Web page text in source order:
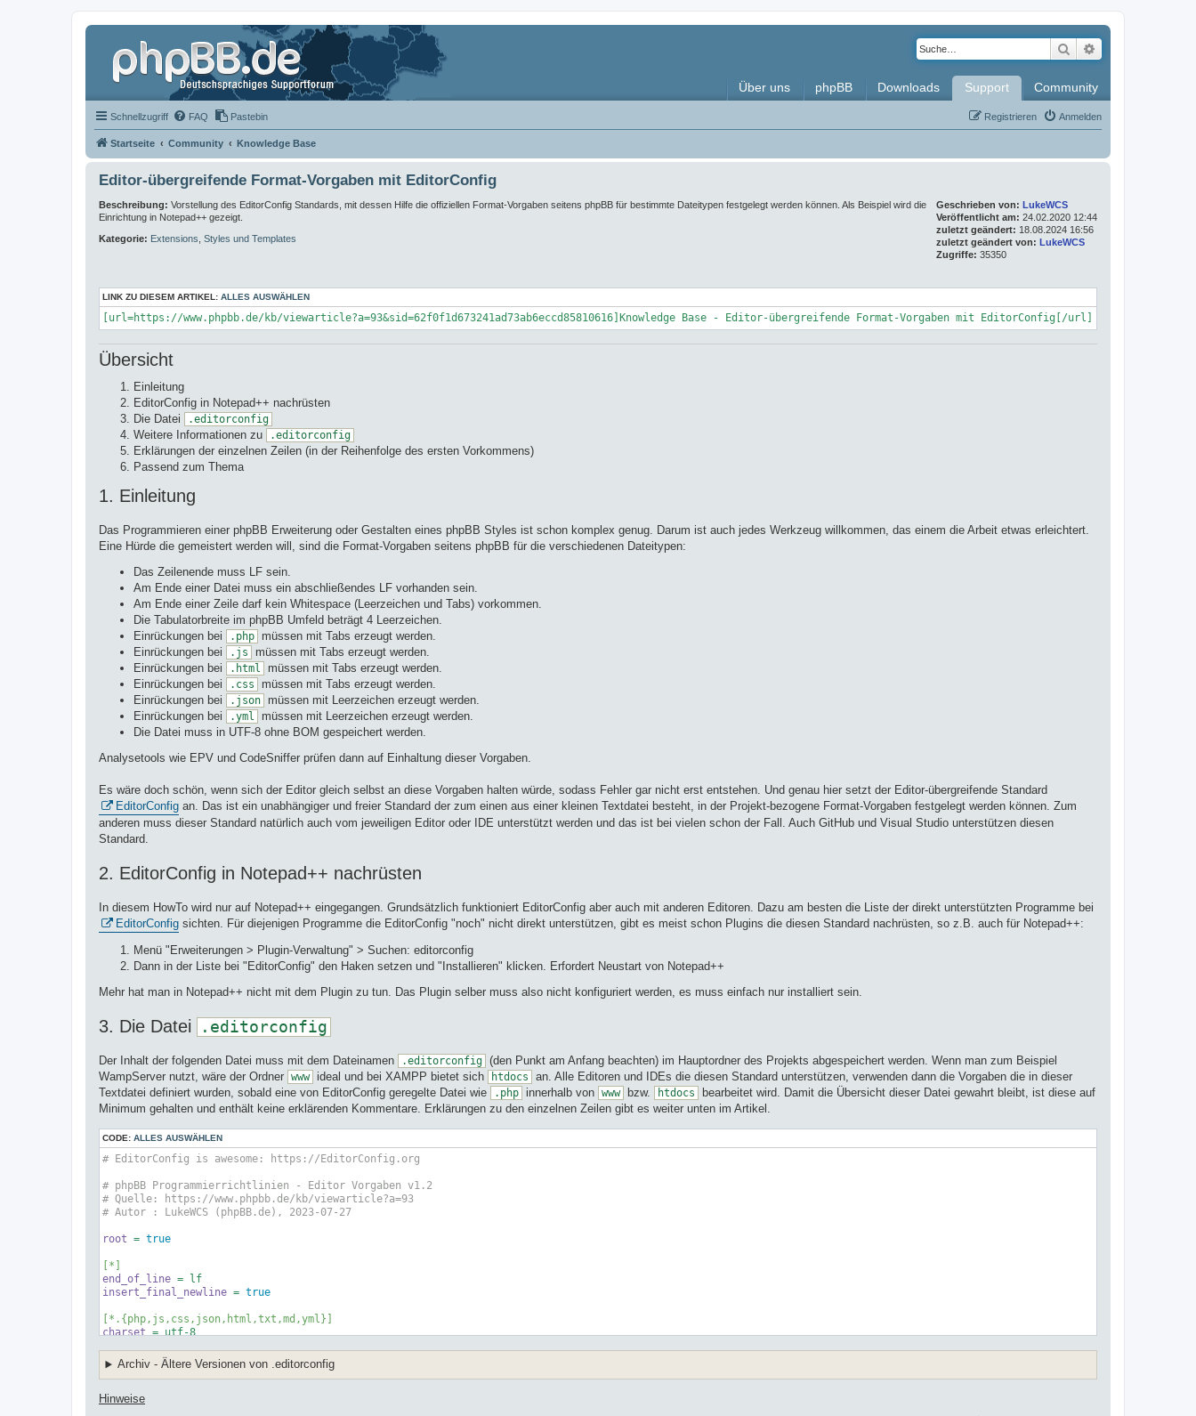
Suche
Über uns phpBB Downloads Support Community
Schnellzugriff FAQ Pastebin Anmelden
Registrieren
Startseite Community Knowledge Base
Editor-übergreifende Format-Vorgaben mit EditorConfig
Geschrieben von: LukeWCS
Veröffentlicht am: 24.02.2020 12:44
zuletzt geändert: 18.08.2024 16:56
zuletzt geändert von: LukeWCS
Zugriffe: 35350
Beschreibung: Vorstellung des EditorConfig Standards, mit dessen Hilfe die offiziellen Format-Vorgaben seitens phpBB für bestimmte Dateitypen festgelegt werden können. Als Beispiel wird die
Einrichtung in Notepad++ gezeigt.
Kategorie: Extensions Styles und Templates
LINK ZU DIESEM ARTIKEL: ALLES AUSWÄHLEN
[url=https://www.phpbb.de/kb/viewarticle?a=93&sid=62f0f1d673241ad73ab6eccd85810616]Knowledge Base - Editor-übergreifende Format-Vorgaben mit EditorConfig[/url]
Übersicht
Einleitung
EditorConfig in Notepad++ nachrüsten
Die Datei
.editorconfig
Weitere Informationen zu .editorconfig
Erklärungen der einzelnen Zeilen (in der Reihenfolge des ersten Vorkommens)
Passend zum Thema
1. Einleitung
Das Programmieren einer phpBB Erweiterung oder Gestalten eines phpBB Styles ist schon komplex genug. Darum ist auch jedes Werkzeug willkommen, das einem die Arbeit etwas erleichtert.
Eine Hürde die gemeistert werden will, sind die Format-Vorgaben seitens phpBB für die verschiedenen Dateitypen:
Das Zeilenende muss LF sein.
Am Ende einer Datei muss ein abschließendes LF vorhanden sein.
Am Ende einer Zeile darf kein Whitespace (Leerzeichen und Tabs) vorkommen.
Die Tabulatorbreite im phpBB Umfeld beträgt 4 Leerzeichen.
Einrückungen bei
.php
müssen mit Tabs erzeugt werden.
Einrückungen bei
.js
müssen mit Tabs erzeugt werden.
Einrückungen bei
.html
müssen mit Tabs erzeugt werden.
Einrückungen bei
.css
müssen mit Tabs erzeugt werden.
Einrückungen bei
.json
müssen mit Leerzeichen erzeugt werden.
Einrückungen bei
.yml
müssen mit Leerzeichen erzeugt werden.
Die Datei muss in UTF-8 ohne BOM gespeichert werden.
Analysetools wie EPV und CodeSniffer prüfen dann auf Einhaltung dieser Vorgaben.
Es wäre doch schön, wenn sich der Editor gleich selbst an diese Vorgaben halten würde, sodass Fehler gar nicht erst entstehen. Und genau hier setzt der Editor-übergreifende Standard
EditorConfig an. Das ist ein unabhängiger und freier Standard der zum einen aus einer kleinen Textdatei besteht, in der Projekt-bezogene Format-Vorgaben festgelegt werden können. Zum
anderen muss dieser Standard natürlich auch vom jeweiligen Editor oder IDE unterstützt werden und das ist bei vielen schon der Fall. Auch GitHub und Visual Studio unterstützen diesen
Standard.
2. EditorConfig in Notepad++ nachrüsten
In diesem HowTo wird nur auf Notepad++ eingegangen. Grundsätzlich funktioniert EditorConfig aber auch mit anderen Editoren. Dazu am besten die Liste der direkt unterstützten Programme bei
EditorConfig sichten. Für diejenigen Programme die EditorConfig "noch" nicht direkt unterstützen, gibt es meist schon Plugins die diesen Standard nachrüsten, so z.B. auch für Notepad++:
Menü "Erweiterungen > Plugin-Verwaltung" > Suchen: editorconfig
Dann in der Liste bei "EditorConfig" den Haken setzen und "Installieren" klicken. Erfordert Neustart von Notepad++
Mehr hat man in Notepad++ nicht mit dem Plugin zu tun. Das Plugin selber muss also nicht konfiguriert werden, es muss einfach nur installiert sein.
3. Die Datei .editorconfig
Der Inhalt der folgenden Datei muss mit dem Dateinamen .editorconfig (den Punkt am Anfang beachten) im Hauptordner des Projekts abgespeichert werden. Wenn man zum Beispiel
WampServer nutzt, wäre der Ordner www ideal und bei XAMPP bietet sich htdocs
an. Alle Editoren und IDEs die diesen Standard unterstützen, verwenden dann die Vorgaben die in dieser
Textdatei definiert wurden, sobald eine von EditorConfig geregelte Datei wie
.php innerhalb von www bzw. htdocs
bearbeitet wird. Damit die Übersicht dieser Datei gewahrt bleibt, ist diese auf
Minimum gehalten und enthält keine erklärenden Kommentare. Erklärungen zu den einzelnen Zeilen gibt es weiter unten im Artikel.
CODE: ALLES AUSWÄHLEN
# EditorConfig is awesome: https://EditorConfig.org
# phpBB Programmierrichtlinien - Editor Vorgaben v1.2
# Quelle: https://www.phpbb.de/kb/viewarticle?a=93
# Autor : LukeWCS (phpBB.de), 2023-07-27
root = true
[*]
end_of_line
insert_final_newline = true
[*.{php,js,css,json,html,txt,md,yml}]
charset = utf-8
indent_size = 4
trim_trailing_whitespace
[*.{txt,md,yml}]
Archiv - Ältere Versionen von .editorconfig
Hinweise